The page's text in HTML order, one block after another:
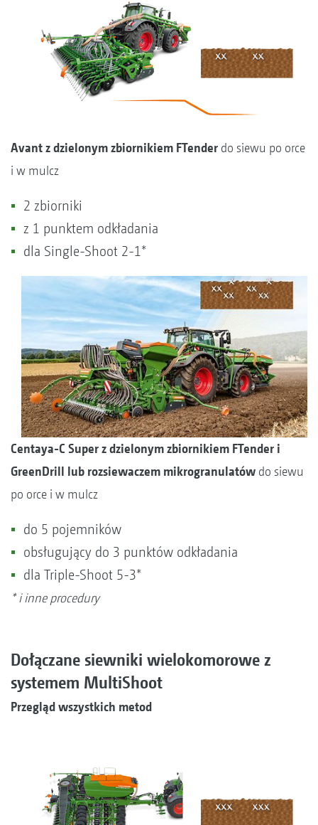
Avant z dzielonym zbiornikiem FTender do siewu po orce
i w mulcz
2 zbiorniki
z 1 punktem odkładania
dla Single-Shoot 2-1*
Centaya-C Super z dzielonym zbiornikiem FTender i
GreenDrill lub rozsiewaczem mikrogranulatów do siewu
po orce i w mulcz
do 5 pojemników
obsługujący do 3 punktów odkładania
dla Triple-Shoot 5-3*
* i inne procedury
Dołączane siewniki wielokomorowe z
systemem MultiShoot
Przegląd wszystkich metod